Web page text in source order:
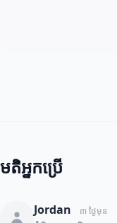
មតិអ្នកប្រើ
Jordan ៣ ថ្ងៃមុន